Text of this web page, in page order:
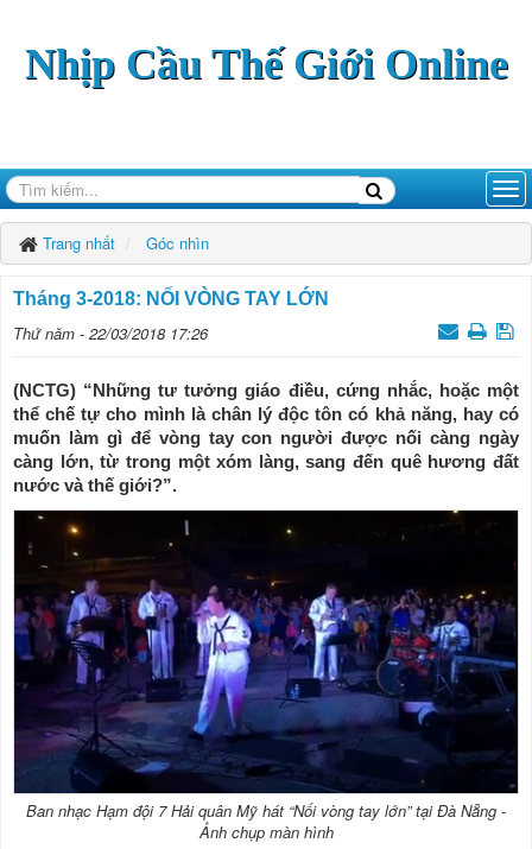
Nhịp Cầu Thế Giới Online
Trang nhất Góc nhìn
Tháng 3-2018: NỐI VÒNG TAY LỚN
Thứ năm - 22/03/2018 17:26
(NCTG) “Những tư tưởng giáo điều, cứng nhắc, hoặc một
thể chế tự cho mình là chân lý độc tôn có khả năng, hay có
muốn làm gì để vòng tay con người được nối càng ngày
càng lớn, từ trong một xóm làng, sang đến quê hương đất
nước và thế giới?”.
Ban nhạc Hạm đội 7 Hải quân Mỹ hát “Nối vòng tay lớn” tại Đà Nẵng -
Ảnh chụp màn hình